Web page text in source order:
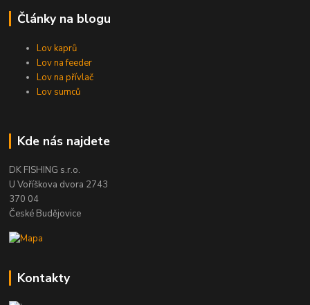
Články na blogu
Lov kaprů
Lov na feeder
Lov na přívlač
Lov sumců
Kde nás najdete
DK FISHING s.r.o.
U Voříškova dvora 2743
370 04
České Budějovice
Kontakty